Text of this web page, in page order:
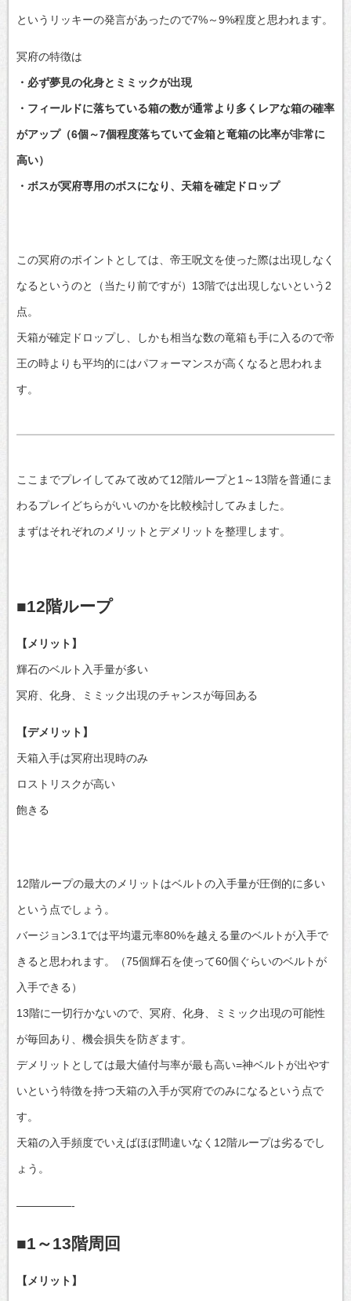
というリッキーの発言があったので7%～9%程度と思われます。
冥府の特徴は
・必ず夢見の化身とミミックが出現
・フィールドに落ちている箱の数が通常より多くレアな箱の確率
がアップ（6個～7個程度落ちていて金箱と竜箱の比率が非常に
高い）
・ボスが冥府専用のボスになり、天箱を確定ドロップ
この冥府のポイントとしては、帝王呪文を使った際は出現しなく
なるというのと（当たり前ですが）13階では出現しないという2
点。
天箱が確定ドロップし、しかも相当な数の竜箱も手に入るので帝
王の時よりも平均的にはパフォーマンスが高くなると思われま
す。
ここまでプレイしてみて改めて12階ループと1～13階を普通にま
わるプレイどちらがいいのかを比較検討してみました。
まずはそれぞれのメリットとデメリットを整理します。
■12階ループ
【メリット】
輝石のベルト入手量が多い
冥府、化身、ミミック出現のチャンスが毎回ある
【デメリット】
天箱入手は冥府出現時のみ
ロストリスクが高い
飽きる
12階ループの最大のメリットはベルトの入手量が圧倒的に多い
という点でしょう。
バージョン3.1では平均還元率80%を越える量のベルトが入手で
きると思われます。（75個輝石を使って60個ぐらいのベルトが
入手できる）
13階に一切行かないので、冥府、化身、ミミック出現の可能性
が毎回あり、機会損失を防ぎます。
デメリットとしては最大値付与率が最も高い=神ベルトが出やす
いという特徴を持つ天箱の入手が冥府でのみになるという点で
す。
天箱の入手頻度でいえばほぼ間違いなく12階ループは劣るでし
ょう。
—————-
■1～13階周回
【メリット】